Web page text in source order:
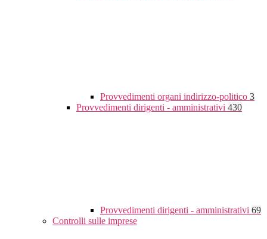
Provvedimenti organi indirizzo-politico 3
Provvedimenti dirigenti - amministrativi 430
Provvedimenti dirigenti - amministrativi 69
Controlli sulle imprese